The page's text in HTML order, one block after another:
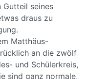
Gutteil seines
draus zu
Matthäus-
an die zwölf
und Schülerkreis,
sind ganz normale,